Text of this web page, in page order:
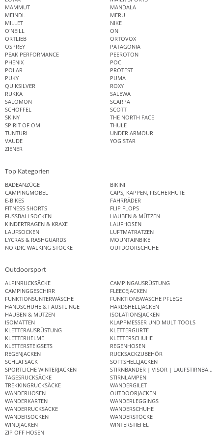
MAMMUT
MANDALA
MEINDL
MERU
MILLET
NIKE
O'NEILL
ON
ORTLIEB
ORTOVOX
OSPREY
PATAGONIA
PEAK PERFORMANCE
PEEROTON
PHENIX
POC
POLAR
PROTEST
PUKY
PUMA
QUIKSILVER
ROXY
RUKKA
SALEWA
SALOMON
SCARPA
SCHÖFFEL
SCOTT
SKINY
THE NORTH FACE
SPIRIT OF OM
THULE
TUNTURI
UNDER ARMOUR
VAUDE
YOGISTAR
ZIENER
Top Kategorien
BADEANZÜGE
BIKINI
CAMPINGMÖBEL
CAPS, KAPPEN, FISCHERHÜTE
E-BIKES
FAHRRÄDER
FITNESS SHORTS
FLIP FLOPS
FUSSBALLSOCKEN
HAUBEN & MÜTZEN
KINDERTRAGEN & KRAXE
LAUFHOSEN
LAUFSOCKEN
LUFTMATRATZEN
LYCRAS & RASHGUARDS
MOUNTAINBIKE
NORDIC WALKING STÖCKE
OUTDOORSCHUHE
Outdoorsport
ALPINRUCKSÄCKE
CAMPINGAUSRÜSTUNG
CAMPINGGESCHIRR
FLEECEJACKEN
FUNKTIONSUNTERWÄSCHE
FUNKTIONSWÄSCHE PFLEGE
HANDSCHUHE & FÄUSTLINGE
HARDSHELLJACKEN
HAUBEN & MÜTZEN
ISOLATIONSJACKEN
ISOMATTEN
KLAPPMESSER UND MULTITOOLS
KLETTERAUSRÜSTUNG
KLETTERGURTE
KLETTERHELME
KLETTERSCHUHE
KLETTERSTEIGSETS
REGENHOSEN
REGENJACKEN
RUCKSACKZUBEHÖR
SCHLAFSACK
SOFTSHELLJACKEN
SPORTLICHE WINTERJACKEN
STIRNBÄNDER | VISOR | LAUFSTIRNBAND
TAGESRUCKSÄCKE
STIRNLAMPEN
TREKKINGRUCKSÄCKE
WANDERGILET
WANDERHOSEN
OUTDOORJACKEN
WANDERKARTEN
WANDERLEGGINGS
WANDERRUCKSÄCKE
WANDERSCHUHE
WANDERSOCKEN
WANDERSTÖCKE
WINDJACKEN
WINTERSTIEFEL
ZIP OFF HOSEN